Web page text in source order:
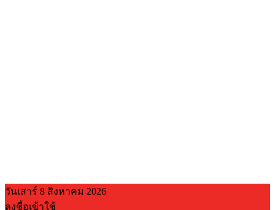
วันเสาร์ 8 สิงหาคม 2026
ลงชื่อเข้าใช้